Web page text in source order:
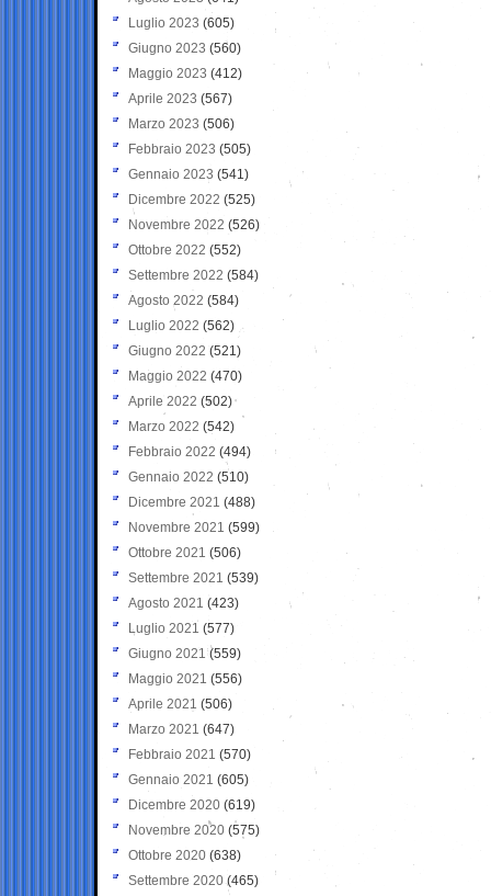
Luglio 2023 (605)
Giugno 2023 (560)
Maggio 2023 (412)
Aprile 2023 (567)
Marzo 2023 (506)
Febbraio 2023 (505)
Gennaio 2023 (541)
Dicembre 2022 (525)
Novembre 2022 (526)
Ottobre 2022 (552)
Settembre 2022 (584)
Agosto 2022 (584)
Luglio 2022 (562)
Giugno 2022 (521)
Maggio 2022 (470)
Aprile 2022 (502)
Marzo 2022 (542)
Febbraio 2022 (494)
Gennaio 2022 (510)
Dicembre 2021 (488)
Novembre 2021 (599)
Ottobre 2021 (506)
Settembre 2021 (539)
Agosto 2021 (423)
Luglio 2021 (577)
Giugno 2021(559)
Maggio 2021 (556)
Aprile 2021 (506)
Marzo 2021 (647)
Febbraio 2021 (570)
Gennaio 2021 (605)
Dicembre 2020 (619)
Novembre 2020 (575)
Ottobre 2020 (638)
Settembre 2020(465)